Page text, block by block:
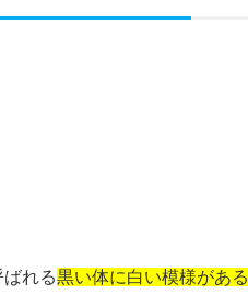
れる黒い体に白い模様がある